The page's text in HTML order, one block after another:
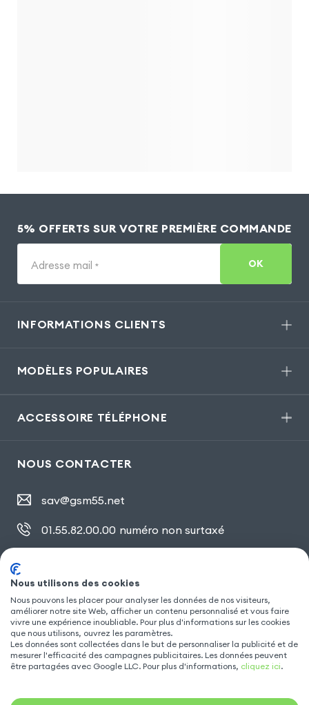
5% OFFERTS SUR VOTRE PREMIÈRE COMMANDE
Adresse mail * OK
INFORMATIONS CLIENTS
MODÈLES POPULAIRES
ACCESSOIRE TÉLÉPHONE
NOUS CONTACTER
sav@gsm55.net
01.55.82.00.00 numéro non surtaxé
SUIVEZ NOUS
Nous utilisons des cookies
Nous pouvons les placer pour analyser les données de nos visiteurs,
améliorer notre site Web, afficher un contenu personnalisé et vous faire
vivre une expérience inoubliable. Pour plus d'informations sur les cookies
que nous utilisons, ouvrez les paramètres.
Les données sont collectées dans le but de personnaliser la publicité et de
mesurer l'efficacité des campagnes publicitaires. Les données peuvent
être partagées avec Google LLC. Pour plus d'informations, cliquez ici.